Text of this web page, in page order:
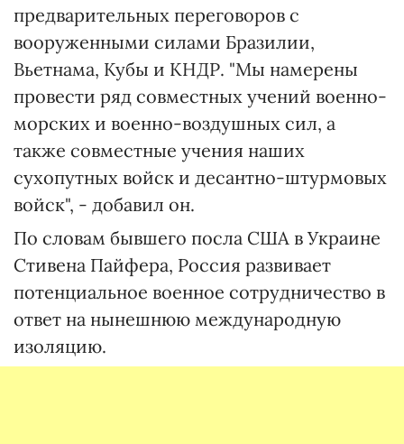
предварительных переговоров с
вооруженными силами Бразилии,
Вьетнама, Кубы и КНДР. "Мы намерены
провести ряд совместных учений военно-
морских и военно-воздушных сил, а
также совместные учения наших
сухопутных войск и десантно-штурмовых
войск", - добавил он.
По словам бывшего посла США в Украине
Стивена Пайфера, Россия развивает
потенциальное военное сотрудничество в
ответ на нынешнюю международную
изоляцию.